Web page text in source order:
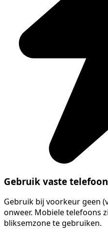
Gebruik vaste
Gebruik bij voorkeur geen
onweer. Mobiele telefoons
bliksemzone te gebruiken.